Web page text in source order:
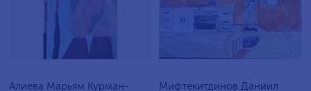
Алиева Марьям Курман-
Мифтекитдинов Даниил